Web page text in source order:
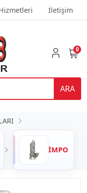
İletişim
ARA
0
İMPO